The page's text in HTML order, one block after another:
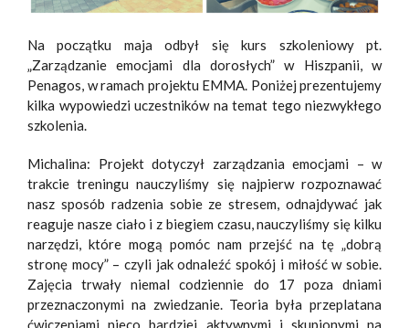
Na początku maja odbył się kurs szkoleniowy pt.
„Zarządzanie emocjami dla dorosłych” w Hiszpanii, w
Penagos, w ramach projektu EMMA. Poniżej prezentujemy
kilka wypowiedzi uczestników na temat tego niezwykłego
szkolenia.
Michalina: Projekt dotyczył zarządzania emocjami – w
trakcie treningu nauczyliśmy się najpierw rozpoznawać
nasz sposób radzenia sobie ze stresem, odnajdywać jak
reaguje nasze ciało i z biegiem czasu, nauczyliśmy się kilku
narzędzi, które mogą pomóc nam przejść na tę „dobrą
stronę mocy” – czyli jak odnaleźć spokój i miłość w sobie.
Zajęcia trwały niemal codziennie do 17 poza dniami
przeznaczonymi na zwiedzanie. Teoria była przeplatana
ćwiczeniami nieco bardziej aktywnymi i skupionymi na